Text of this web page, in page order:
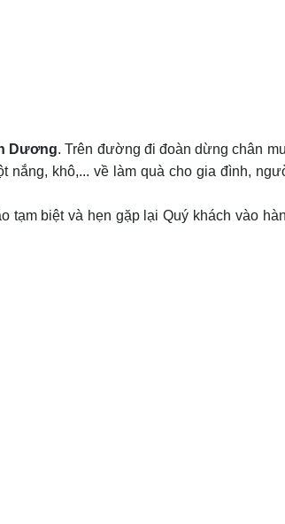
Dương. Trên đường đi đoàn dừng chân
nắng, khô,... về làm quà cho gia đình,
tạm biệt và hẹn gặp lại Quý khách vào